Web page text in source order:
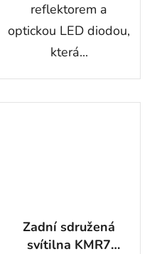
reflektorem a
optickou LED diodou,
která...
Zadní sdružená
svítilna KMR7